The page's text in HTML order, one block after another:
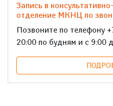
Запись в
отделение МКНЦ по
Позвоните по телефону
20:00 по будням и с 9:00